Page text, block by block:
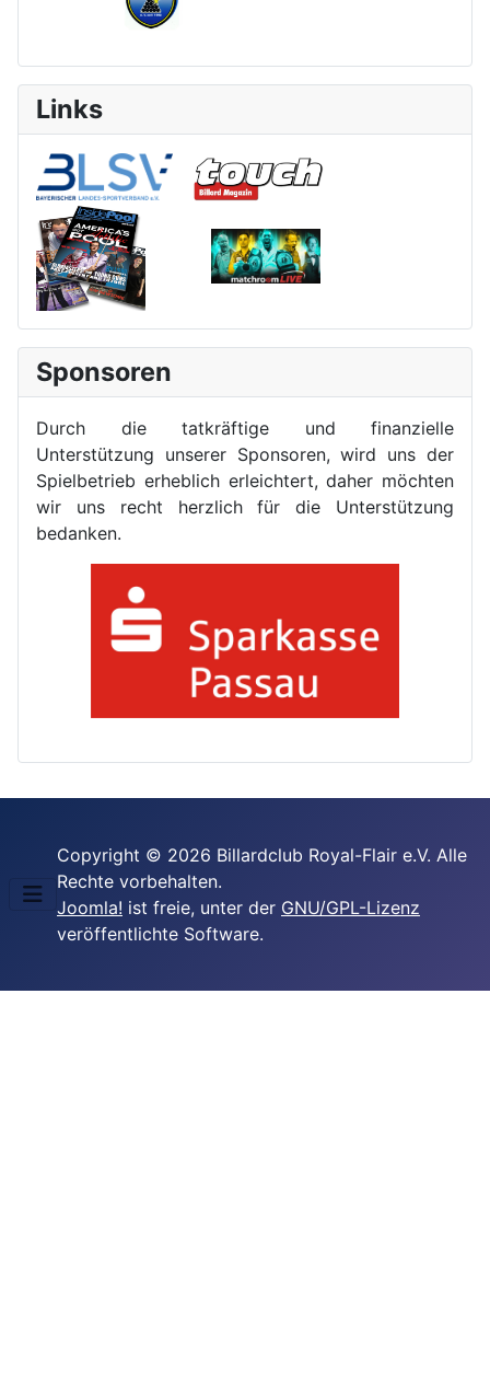
Links
Sponsoren
Durch die tatkräftige und finanzielle
Unterstützung unserer Sponsoren, wird uns der
Spielbetrieb erheblich erleichtert, daher möchten
wir uns recht herzlich für die Unterstützung
bedanken.
Copyright © 2026 Billardclub Royal-Flair e.V. Alle
Rechte vorbehalten.
Joomla! ist freie, unter der GNU/GPL-Lizenz
veröffentlichte Software.